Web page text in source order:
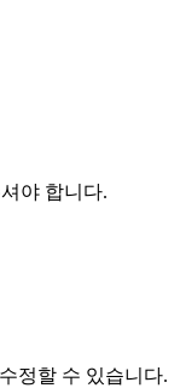
야 합니다.
정할 수 있습니다.